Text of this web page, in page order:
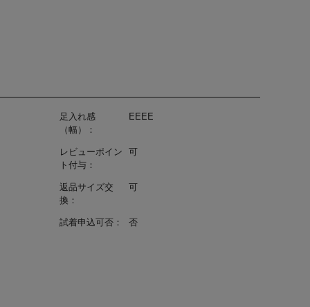
足入れ感
（幅）：
EEEE
レビューポイン
ト付与：
可
返品サイズ交
換：
可
試着申込可否： 否